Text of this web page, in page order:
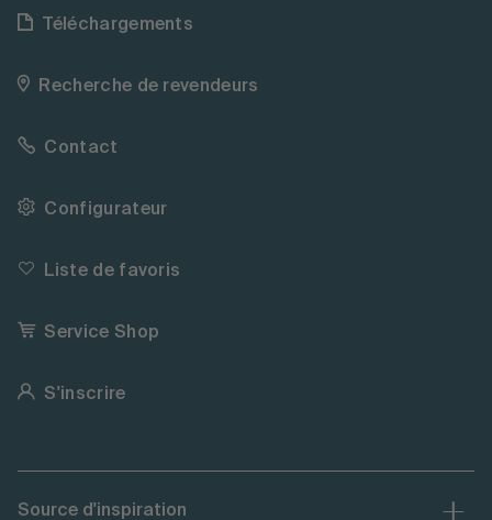
Téléchargements
Recherche de revendeurs
Contact
Configurateur
Liste de favoris
Service Shop
S'inscrire
Source d'inspiration